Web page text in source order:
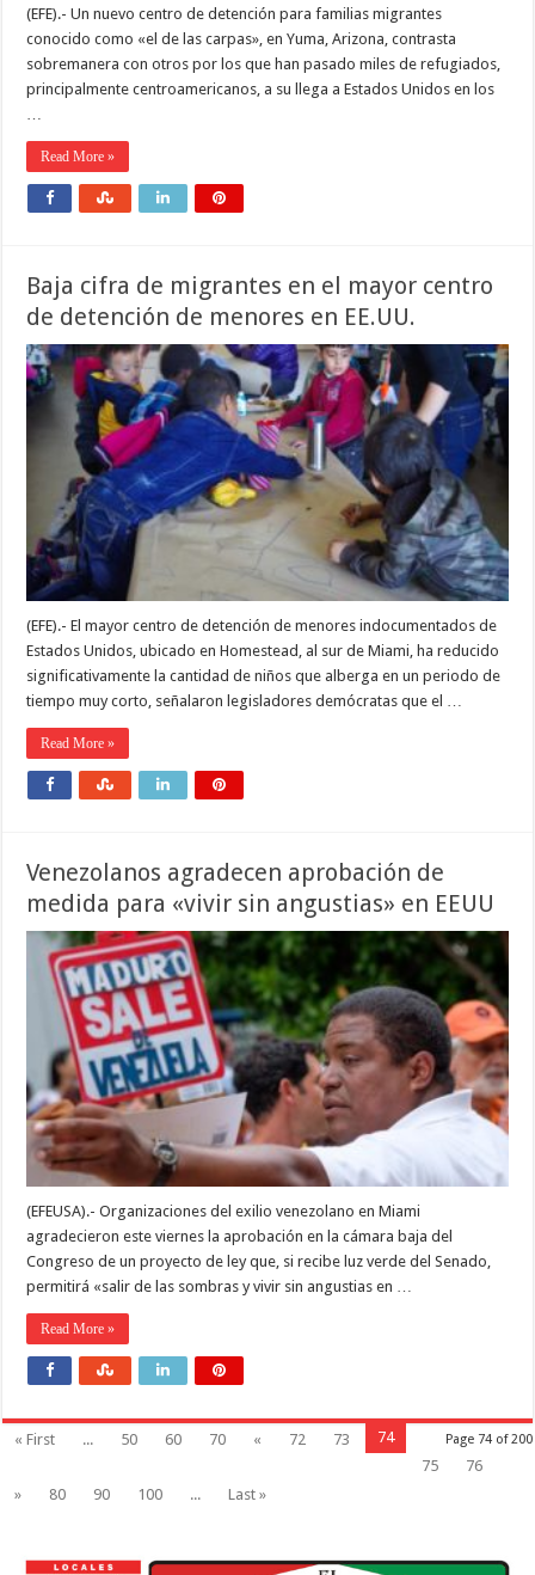
(EFE).- Un nuevo centro de detención para familias migrantes
conocido como «el de las carpas», en Yuma, Arizona, contrasta
sobremanera con otros por los que han pasado miles de refugiados,
principalmente centroamericanos, a su llega a Estados Unidos en los
Read More »
Baja cifra de migrantes en el mayor centro
de detención de menores en EE.UU.
(EFE).- El mayor centro de detención de menores indocumentados de
Estados Unidos, ubicado en Homestead, al sur de Miami, ha reducido
significativamente la cantidad de niños que alberga en un periodo de
tiempo muy corto, señalaron legisladores demócratas que el …
Read More »
Venezolanos agradecen aprobación de
medida para «vivir sin angustias» en EEUU
(EFEUSA).- Organizaciones del exilio venezolano en Miami
agradecieron este viernes la aprobación en la cámara baja del
Congreso de un proyecto de ley que, si recibe luz verde del Senado,
permitirá «salir de las sombras y vivir sin angustias en …
Read More »
Page 74 of 200
« First ... 50 60 70 « 72 73
74
75
76
»
80 90 100 ... Last »